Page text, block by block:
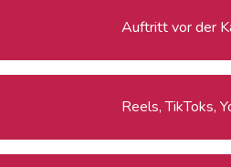
Auftritt vor der
Reels, TikToks,